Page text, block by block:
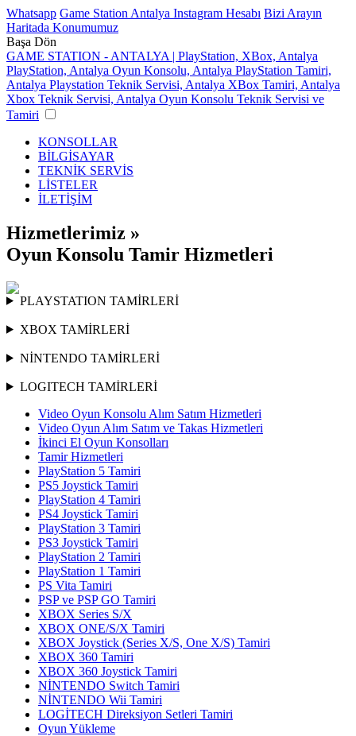
Whatsapp Game Station Antalya Instagram Hesabı Bizi Arayın
Haritada Konumumuz
Başa Dön
GAME STATION - ANTALYA | PlayStation, XBox, Antalya
PlayStation, Antalya Oyun Konsolu, Antalya PlayStation Tamiri,
Antalya Playstation Teknik Servisi, Antalya XBox Tamiri, Antalya
Xbox Teknik Servisi, Antalya Oyun Konsolu Teknik Servisi ve
Tamiri
KONSOLLAR
BİLGİSAYAR
TEKNİK SERVİS
LİSTELER
İLETİŞİM
Hizmetlerimiz »
Oyun Konsolu Tamir Hizmetleri
PLAYSTATION TAMİRLERİ
XBOX TAMİRLERİ
NİNTENDO TAMİRLERİ
LOGITECH TAMİRLERİ
Video Oyun Konsolu Alım Satım Hizmetleri
Video Oyun Alım Satım ve Takas Hizmetleri
İkinci El Oyun Konsolları
Tamir Hizmetleri
PlayStation 5 Tamiri
PS5 Joystick Tamiri
PlayStation 4 Tamiri
PS4 Joystick Tamiri
PlayStation 3 Tamiri
PS3 Joystick Tamiri
PlayStation 2 Tamiri
PlayStation 1 Tamiri
PS Vita Tamiri
PSP ve PSP GO Tamiri
XBOX Series S/X
XBOX ONE/S/X Tamiri
XBOX Joystick (Series X/S, One X/S) Tamiri
XBOX 360 Tamiri
XBOX 360 Joystick Tamiri
NİNTENDO Switch Tamiri
NİNTENDO Wii Tamiri
LOGİTECH Direksiyon Setleri Tamiri
Oyun Yükleme